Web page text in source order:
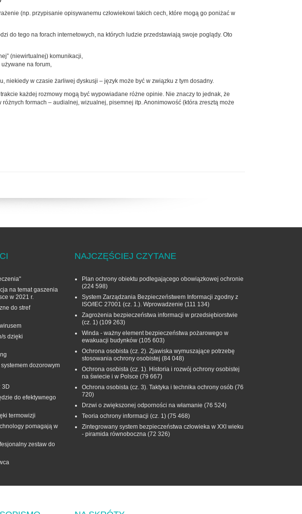
(np. przypisanie opisywanemu człowiekowi takich cech, które mogą go poniżać w
do tego na forach internetowych, na których ludzie przedstawiają swoje poglądy. Oto
(niewirtualnej) komunikacji,
na forum,
niekiedy w czasie żarliwej dyskusji – język może być w związku z tym dosadny.
każdej rozmowy mogą być wypowiadane różne opinie. Nie znaczy to jednak, że
formach – audialnej, wizualnej, pisemnej itp. Anonimowość (która zresztą może
na temat gaszenia
w 2021 r.
do stref
s dzięki
dozorowym
3D
do efektywnego
termowizji
pomagają w
zestaw do
NAJCZĘŚCIEJ CZYTANE
Plan ochrony obiektu podlegającego obowiązkowej ochronie
(224 598)
System Zarządzania Bezpieczeństwem Informacji zgodny z
ISO/IEC 27001 (cz. 1.). Wprowadzenie (111 134)
Zagrożenia bezpieczeństwa informacji w przedsiębiorstwie
(cz. 1) (109 263)
Winda - ważny element bezpieczeństwa pożarowego w
ewakuacji budynków (105 603)
Ochrona osobista (cz. 2). Zjawiska wymuszające potrzebę
stosowania ochrony osobistej (84 048)
Ochrona osobista (cz. 1). Historia i rozwój ochrony osobistej
na świecie i w Polsce (79 667)
Ochrona osobista (cz. 3). Taktyka i technika ochrony osób (76
720)
Drzwi o zwiększonej odporności na włamanie (76 524)
Teoria ochrony informacji (cz. 1) (75 468)
Zintegrowany system bezpieczeństwa człowieka w XXI wieku
- piramida równoboczna (72 326)